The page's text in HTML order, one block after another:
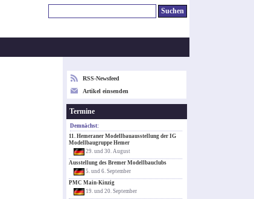
RSS-Newsfeed
Artikel einsenden
Termine
Demnächst:
11. Hemeraner Modellbauausstellung der IG
Modellbaugruppe Hemer
29. und 30. August
Ausstellung des Bremer Modellbauclubs
5. und 6. September
PMC Main-Kinzig
19. und 20. September